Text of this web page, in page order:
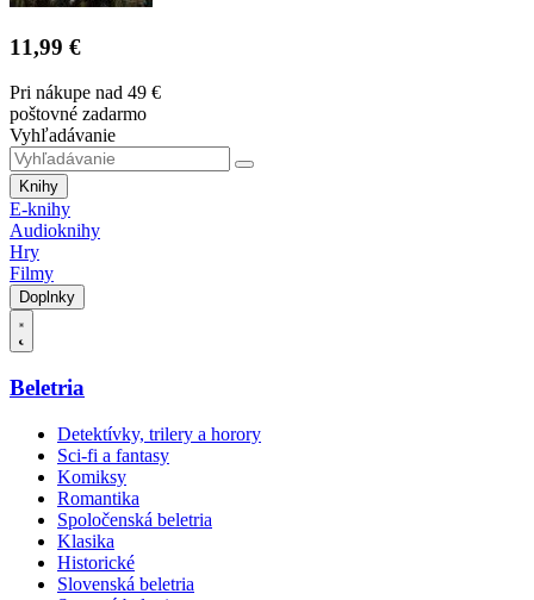
11,99 €
Pri nákupe nad 49 €
poštovné zadarmo
Vyhľadávanie
Knihy
E-knihy
Audioknihy
Hry
Filmy
Doplnky
Beletria
Detektívky, trilery a horory
Sci-fi a fantasy
Komiksy
Romantika
Spoločenská beletria
Klasika
Historické
Slovenská beletria